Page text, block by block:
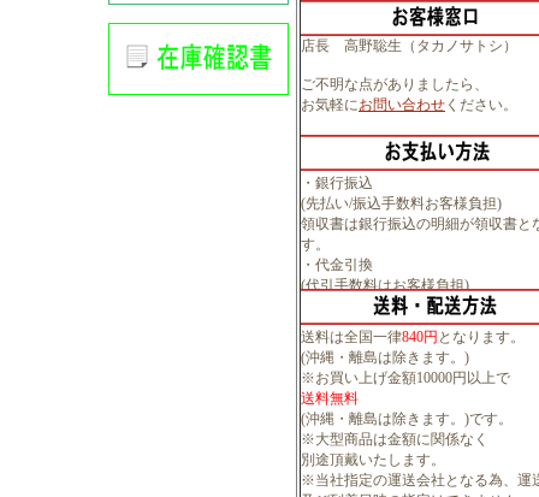
店長 高野聡生（タカノサトシ）
ご不明な点がありましたら、
お気軽にお問い合わせ ください。
・銀行振込
(先払い/振込手数料お客様負担)
領収書は銀行振込の明細が領収書と
す。
・代金引換
(代引手数料はお客様負担)
送料は全国一律840円 となります。
(沖縄・離島は除きます。)
※お買い上げ金額10000円以上で
送料無料
(沖縄・離島は除きます。)です。
※大型商品は金額に関係なく
別途頂戴いたします。
※当社指定の運送会社となる為、運